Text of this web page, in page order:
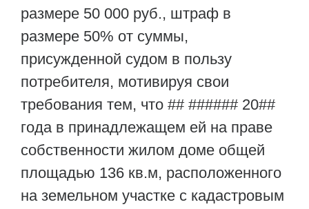
размере 50 000 руб., штраф в
размере 50% от суммы,
присужденной судом в пользу
потребителя, мотивируя свои
требования тем, что ## ###### 20##
года в принадлежащем ей на праве
собственности жилом доме общей
площадью 136 кв.м, расположенного
на земельном участке с кадастровым